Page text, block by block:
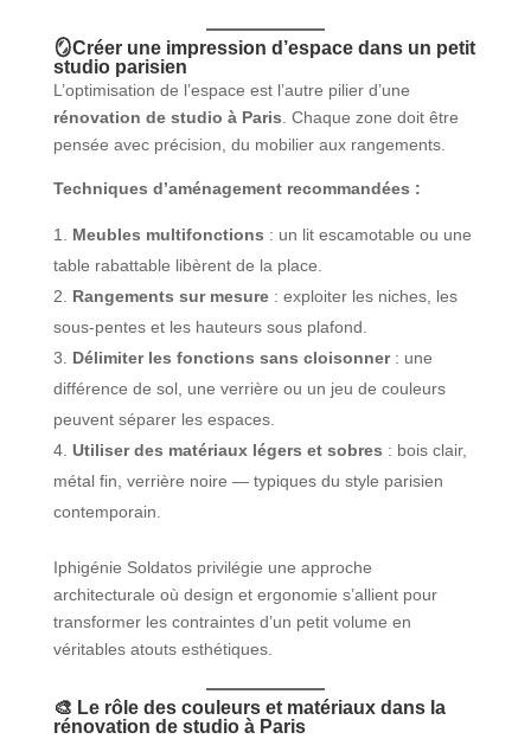
🪞Créer une impression d’espace dans un petit
studio parisien
L’optimisation de l’espace est l’autre pilier d’une
rénovation de studio à Paris . Chaque zone doit être
pensée avec précision, du mobilier aux rangements.
Techniques d’aménagement recommandées :
Meubles multifonctions : un lit escamotable ou une
table rabattable libèrent de la place.
Rangements sur mesure: exploiter les niches, les
sous-pentes et les hauteurs sous plafond.
Délimiter les fonctions sans cloisonner: une
différence de sol, une verrière ou un jeu de couleurs
peuvent séparer les espaces.
Utiliser des matériaux légers et sobres : bois clair,
métal fin, verrière noire — typiques du style parisien
contemporain.
Iphigénie Soldatos privilégie une approche
architecturale où design et ergonomie s’allient pour
transformer les contraintes d’un petit volume en
véritables atouts esthétiques.
🎨 Le rôle des couleurs et matériaux dans la
rénovation de studio à Paris